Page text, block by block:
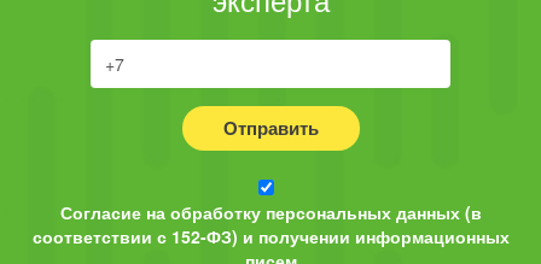
Отправить
Согласие на обработку персональных данных (в
соответствии с 152-ФЗ) и получении информационных